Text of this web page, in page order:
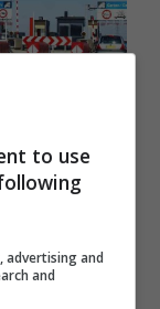
abbiano
to use
advertising and
and